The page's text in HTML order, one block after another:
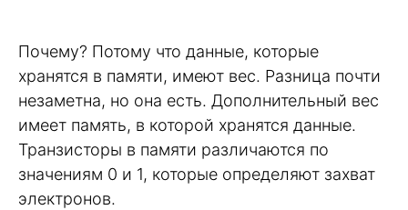
Почему? Потому что данные, которые
хранятся в памяти, имеют вес. Разница почти
незаметна, но она есть. Дополнительный вес
имеет память, в которой хранятся данные.
Транзисторы в памяти различаются по
значениям 0 и 1, которые определяют захват
электронов.